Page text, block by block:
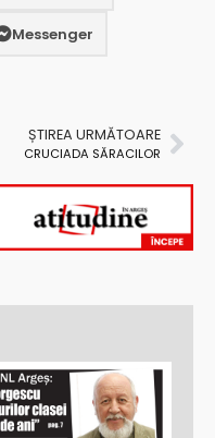
Messenger
ȘTIREA URMĂTOARE
CRUCIADA SĂRACILOR